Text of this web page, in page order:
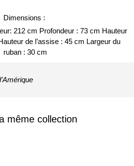
Dimensions :
212 cm Profondeur : 73 cm Hauteur
de l’assise : 45 cm Largeur du
ruban : 30 cm
même collection